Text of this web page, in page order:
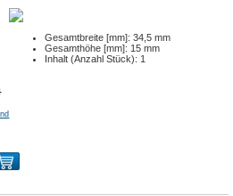
Gesamtbreite [mm]: 34,5 mm
Gesamthöhe [mm]: 15 mm
Inhalt (Anzahl Stück): 1